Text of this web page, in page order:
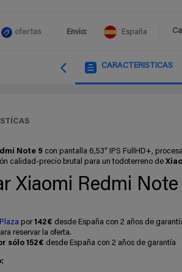
ofertas Envio: España
CARACTERISTICAS
Note 9 con pantalla 6,53″ IPS FullHD+,
calidad-precio brutal para un todoterreno de
Xiaomi Redmi Note
por142€ desde España con 2 años de
reservar la oferta.
sólo 152€ desde España con 2 años de garantía